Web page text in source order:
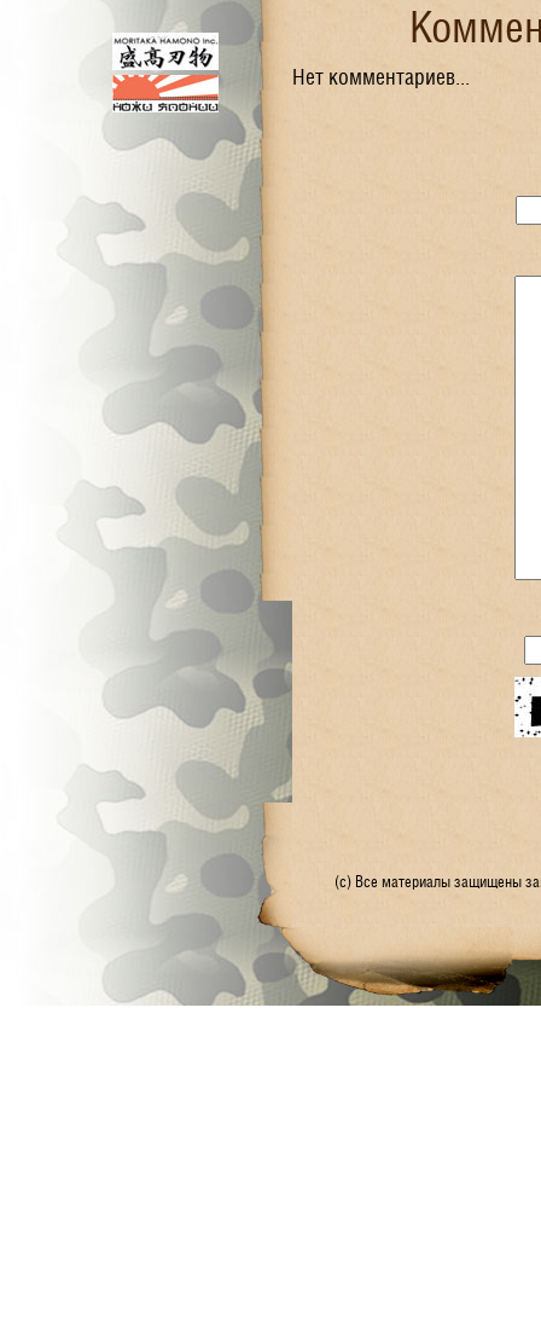
Нет комментариев...
(с) Все материалы защищены